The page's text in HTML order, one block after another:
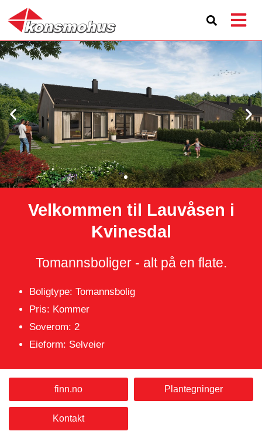
Velkommen til Lauvåsen i
Kvinesdal
Tomannsboliger - alt på en flate.
Boligtype: Tomannsbolig
Pris: Kommer
Soverom: 2
Eieform: Selveier
finn.no Plantegninger
Kontakt